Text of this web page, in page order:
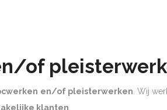
of
en/of pleisterwerken . Wij
klanten